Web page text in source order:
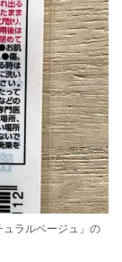
ュラルベージュ」の